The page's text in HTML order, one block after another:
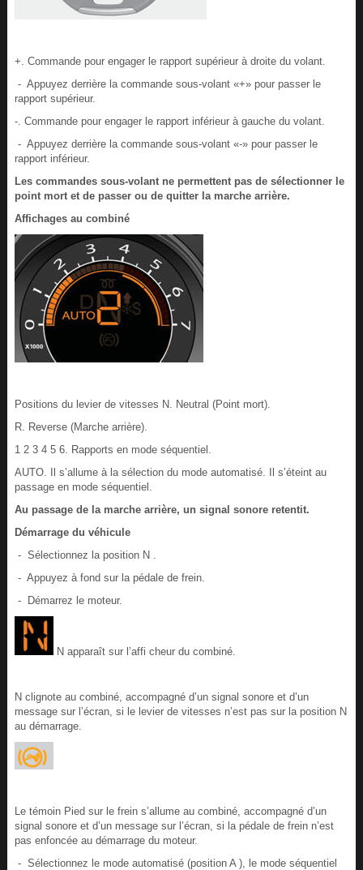
+. Commande pour engager le rapport supérieur à droite du volant.
- Appuyez derrière la commande sous-volant «+» pour passer le
rapport supérieur.
-. Commande pour engager le rapport inférieur à gauche du volant.
- Appuyez derrière la commande sous-volant «-» pour passer le
rapport inférieur.
Les commandes sous-volant ne permettent pas de sélectionner le
point mort et de passer ou de quitter la marche arrière.
Affichages au combiné
Positions du levier de vitesses N. Neutral (Point mort).
R. Reverse (Marche arrière).
1 2 3 4 5 6. Rapports en mode séquentiel.
AUTO. Il s’allume à la sélection du mode automatisé. Il s’éteint au
passage en mode séquentiel.
Au passage de la marche arrière, un signal sonore retentit.
Démarrage du véhicule
- Sélectionnez la position N .
- Appuyez à fond sur la pédale de frein.
- Démarrez le moteur.
N apparaît sur l’affi cheur du combiné.
N clignote au combiné, accompagné d’un signal sonore et d’un
message sur l’écran, si le levier de vitesses n’est pas sur la position N
au démarrage.
Le témoin Pied sur le frein s’allume au combiné, accompagné d’un
signal sonore et d’un message sur l’écran, si la pédale de frein n’est
pas enfoncée au démarrage du moteur.
- Sélectionnez le mode automatisé (position A ), le mode séquentiel